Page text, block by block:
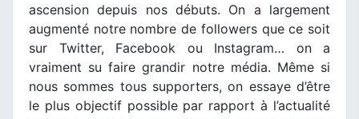
ascension depuis nos débuts. On a largement
augmenté notre nombre de followers que ce soit
sur Twitter, Facebook ou Instagram… on a
vraiment su faire grandir notre média. Même si
nous sommes tous supporters, on essaye d’être
le plus objectif possible par rapport à l’actualité